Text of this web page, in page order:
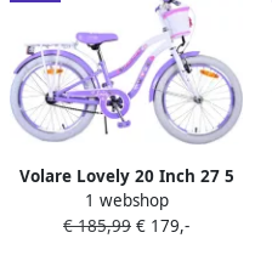
Volare Lovely 20 Inch 27 5
cm Meisjes Terugtraprem
Paars Wit
1 webshop
€ 185,99 € 179,-